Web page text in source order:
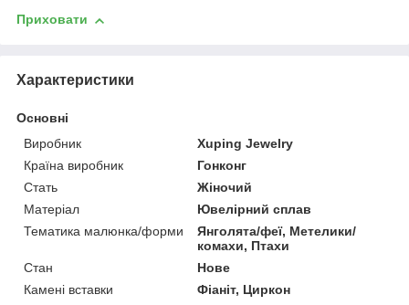
Приховати
Характеристики
Основні
Виробник
Xuping Jewelry
Країна виробник
Гонконг
Стать
Жіночий
Матеріал
Ювелірний сплав
Тематика малюнка/форми
Янголята/феї, Метелики/
комахи, Птахи
Стан
Нове
Камені вставки
Фіаніт, Циркон